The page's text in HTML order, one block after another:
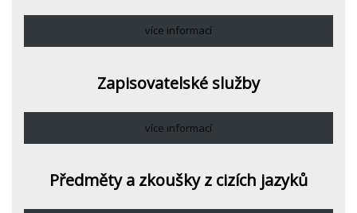
více informací
Zapisovatelské služby
více informací
Předměty a zkoušky z cizích jazyků